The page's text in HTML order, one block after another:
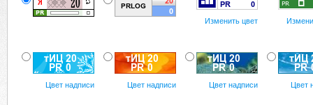
Изменить цвет
Цвет надписи Цвет надписи Цвет надписи Цвет